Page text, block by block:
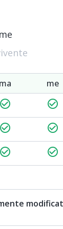
ma me
check_circle_outline check_circle_outline
check_circle_outline check_circle_outline
check_circle_outline check_circle_outline